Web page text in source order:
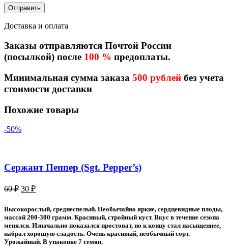
Доставка и оплата
Заказы отправляются Почтой России
(посылкой) после 100 % предоплаты.
Минимальная сумма заказа 500 рублей без учета
стоимости доставки
Похожие товары
-50%
Сержант Пеппер (Sgt. Pepper’s)
60₽ Первоначальная
составляла
60 ₽.
30 ₽Текущая
30 ₽.
Высокорослый, среднеспелый. Необычайно яркие, сердцевидные плоды,
массой 200-300 грамм. Красивый, стройный куст. Вкус в течение сезона
менялся. Изначально показался простоват, но к концу стал насыщеннее,
набрал хорошую сладость. Очень красивый, необычный сорт.
Урожайный. В упаковке 7 семян.